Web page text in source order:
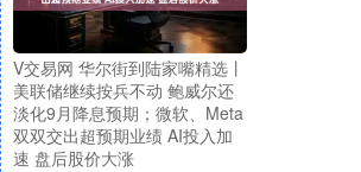
V交易网 华尔街到陆家嘴精选丨
美联储继续按兵不动 鲍威尔还
淡化9月降息预期；微软、Meta
双双交出超预期业绩 AI投入加
速 盘后股价大涨